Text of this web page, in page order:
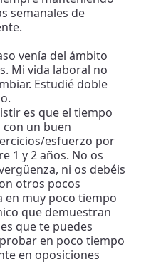
semanales de
venía del ámbito
Mi vida laboral no
Estudié doble
es que el tiempo
un buen
esfuerzo por
1 y 2 años. No os
ni os debéis
otros pocos
en muy poco tiempo
que demuestran
que te puedes
en poco tiempo
en oposiciones